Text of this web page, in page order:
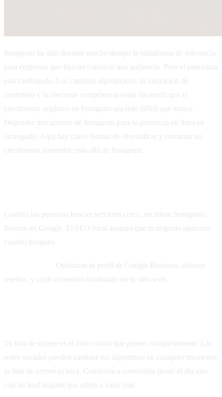
Instagram ha sido durante mucho tiempo la plataforma de referencia
para empresas que buscan construir una audiencia. Pero el panorama
está cambiando. Los cambios algorítmicos, la saturación de
contenido y la creciente competencia están haciendo que el
crecimiento orgánico en Instagram sea más difícil que nunca.
Depender únicamente de Instagram para tu presencia en línea es
arriesgado. Aquí hay cinco formas de diversificar y construir un
crecimiento sostenible más allá de Instagram.
Cuando las personas buscan servicios cerca, no miran Instagram.
Buscan en Google. El SEO local asegura que tu negocio aparezca
cuando busquen.
Optimizar tu perfil de Google Business, obtener
reseñas, y crear contenido localizado en tu sitio web.
Tu lista de correo es el único canal que posees completamente. Las
redes sociales pueden cambiar sus algoritmos en cualquier momento;
tu lista de correo es tuya. Comienza a construirla desde el día uno
con un lead magnet que ofrezca valor real.